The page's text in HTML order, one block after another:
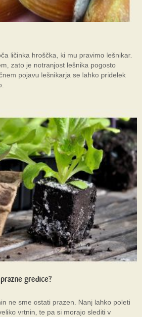
ličinka hroščka, ki mu pravimo lešnikar.
zato je notranjost lešnika pogosto
pojavu lešnikarja se lahko pridelek
gredice?
ne sme ostati prazen. Nanj lahko poleti
vrtnin, te pa si morajo slediti v